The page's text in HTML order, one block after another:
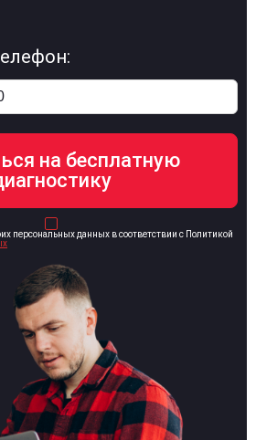
персональных данных в соответствии с Политикой